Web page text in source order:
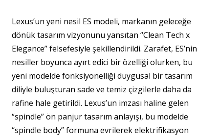
Lexus’un yeni nesil ES modeli, markanın geleceğe
dönük tasarım vizyonunu yansıtan “Clean Tech x
Elegance” felsefesiyle şekillendirildi. Zarafet, ES’nin
nesiller boyunca ayırt edici bir özelliği olurken, bu
yeni modelde fonksiyonelliği duygusal bir tasarım
diliyle buluşturan sade ve temiz çizgilerle daha da
rafine hale getirildi. Lexus’un imzası haline gelen
“spindle” ön panjur tasarım anlayışı, bu modelde
“spindle body” formuna evrilerek elektrifikasyon